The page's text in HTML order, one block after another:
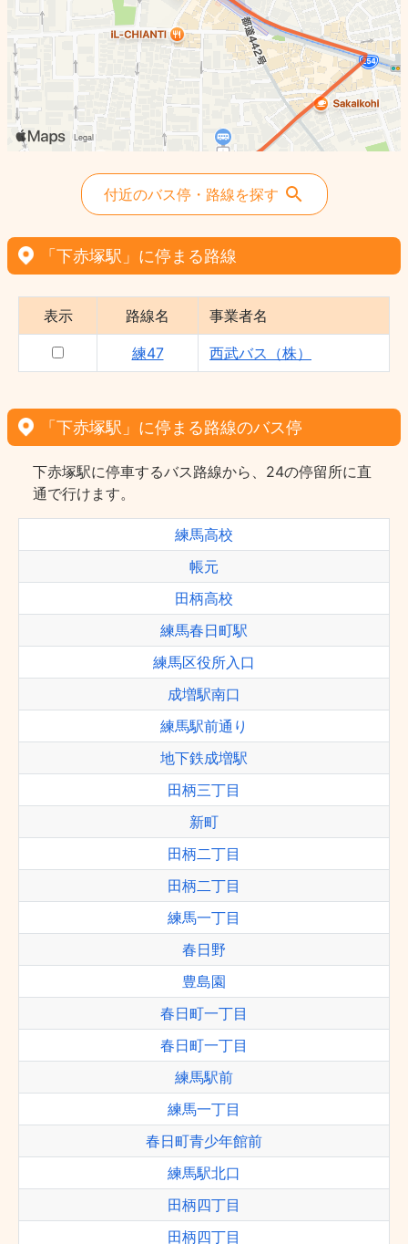
付近のバス停・路線を探す
「下赤塚駅」に停まる路線
表示 路線名 事業者名
練47 西武バス（株）
「下赤塚駅」に停まる路線のバス停
下赤塚駅に停車するバス路線から、24の停留所に直
通で行けます。
練馬高校
帳元
田柄高校
練馬春日町駅
練馬区役所入口
成増駅南口
練馬駅前通り
地下鉄成増駅
田柄三丁目
新町
田柄二丁目
田柄二丁目
練馬一丁目
春日野
豊島園
春日町一丁目
春日町一丁目
練馬駅前
練馬一丁目
春日町青少年館前
練馬駅北口
田柄四丁目
田柄四丁目